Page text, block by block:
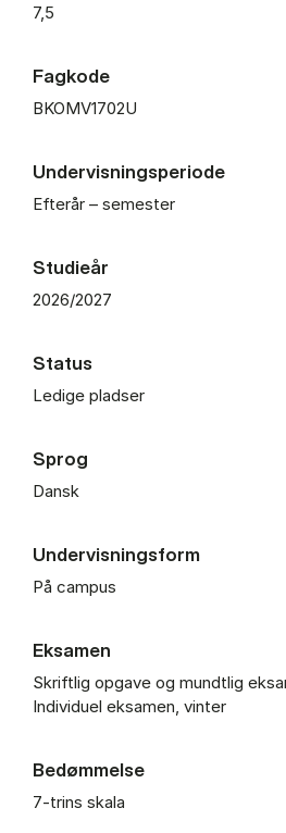
7,5
Fagkode
BKOMV1702U
Undervisningsperiode
Efterår – semester
Studieår
2026/2027
Status
Ledige pladser
Sprog
Dansk
Undervisningsform
På campus
Eksamen
Skriftlig opgave og mundtlig
Individuel eksamen, vinter
Bedømmelse
7-trins skala